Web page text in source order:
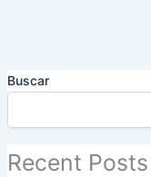
Buscar
Recent Posts